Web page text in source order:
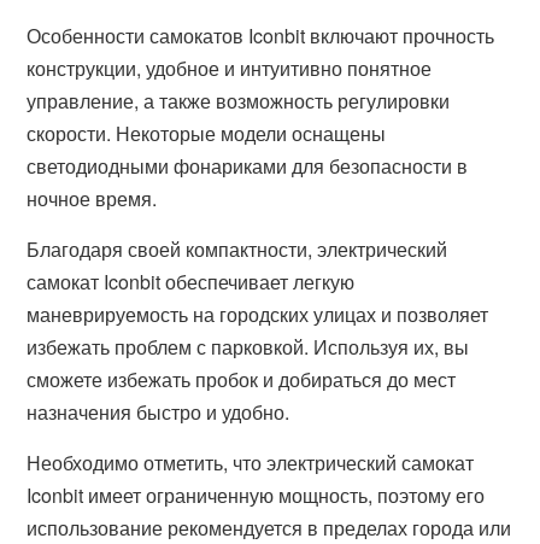
Особенности самокатов Iconbit включают прочность
конструкции, удобное и интуитивно понятное
управление, а также возможность регулировки
скорости. Некоторые модели оснащены
светодиодными фонариками для безопасности в
ночное время.
Благодаря своей компактности, электрический
самокат Iconbit обеспечивает легкую
маневрируемость на городских улицах и позволяет
избежать проблем с парковкой. Используя их, вы
сможете избежать пробок и добираться до мест
назначения быстро и удобно.
Необходимо отметить, что электрический самокат
Iconbit имеет ограниченную мощность, поэтому его
использование рекомендуется в пределах города или